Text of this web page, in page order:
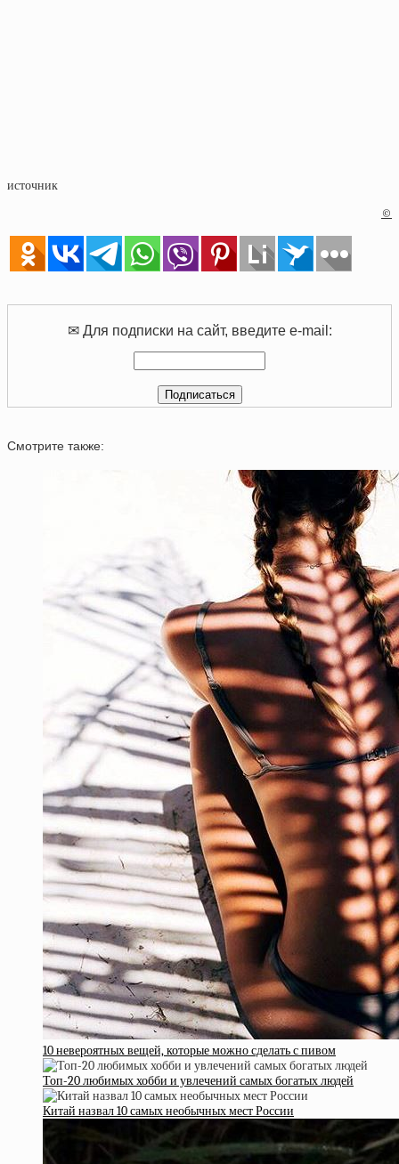
источник
©
✉ Для подписки на сайт, введите e-mail:
Смотрите также:
10 невероятных вещей, которые можно сделать с пивом
Топ-20 любимых хобби и увлечений самых богатых людей
Китай назвал 10 самых необычных мест России